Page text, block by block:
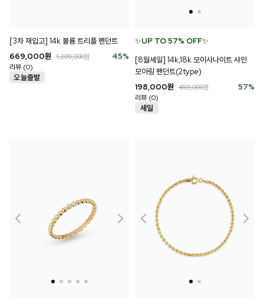
[3차 재입고] 14k 볼륨 트리플 펜던트
45%
669,000원 1,209,000원
리뷰 (0)
✨UP TO 57% OFF✨
[8월세일] 14k,18k 모이사나이트 샤인
모아링 펜던트(2type)
57%
198,000원 459,000원
리뷰 (0)